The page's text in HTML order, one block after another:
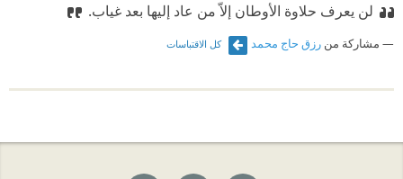
لن يعرف حلاوة الأوطان إلاّ من عاد إليها بعد غياب.
مشاركة من رزق حاج محمد كل الاقتباسات